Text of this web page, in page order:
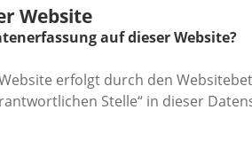
Website
auf dieser Website?
erfolgt durch den
Stelle“ in dieser